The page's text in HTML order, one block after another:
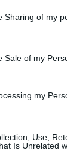
Sharing of my
of my
my
Use,
Is Unrelated